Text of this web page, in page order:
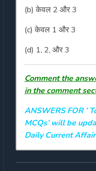
(b) केवल 2 और 3
(c) केवल 1 और 3
(d) 1, 2, और 3
Comment the
in the comment
ANSWERS FOR ’
MCQs’ will be
Daily Current